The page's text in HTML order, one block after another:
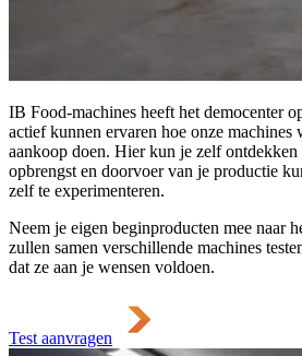
IB Food-machines heeft het democenter
actief kunnen ervaren hoe onze machines
aankoop doen. Hier kun je zelf
opbrengst en doorvoer van je productie
zelf te experimenteren.
Neem je eigen beginproducten mee naar
zullen samen verschillende machines
dat ze aan je wensen voldoen.
Test aanvragen